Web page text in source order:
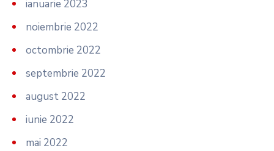
ianuarie 2023
noiembrie 2022
octombrie 2022
septembrie 2022
august 2022
iunie 2022
mai 2022